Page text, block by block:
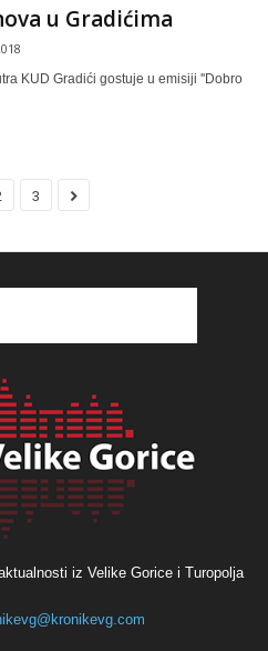
u Gradićima
KUD Gradići gostuje u emisiji ''Dobro
3
iz Velike Gorice i Turopolja